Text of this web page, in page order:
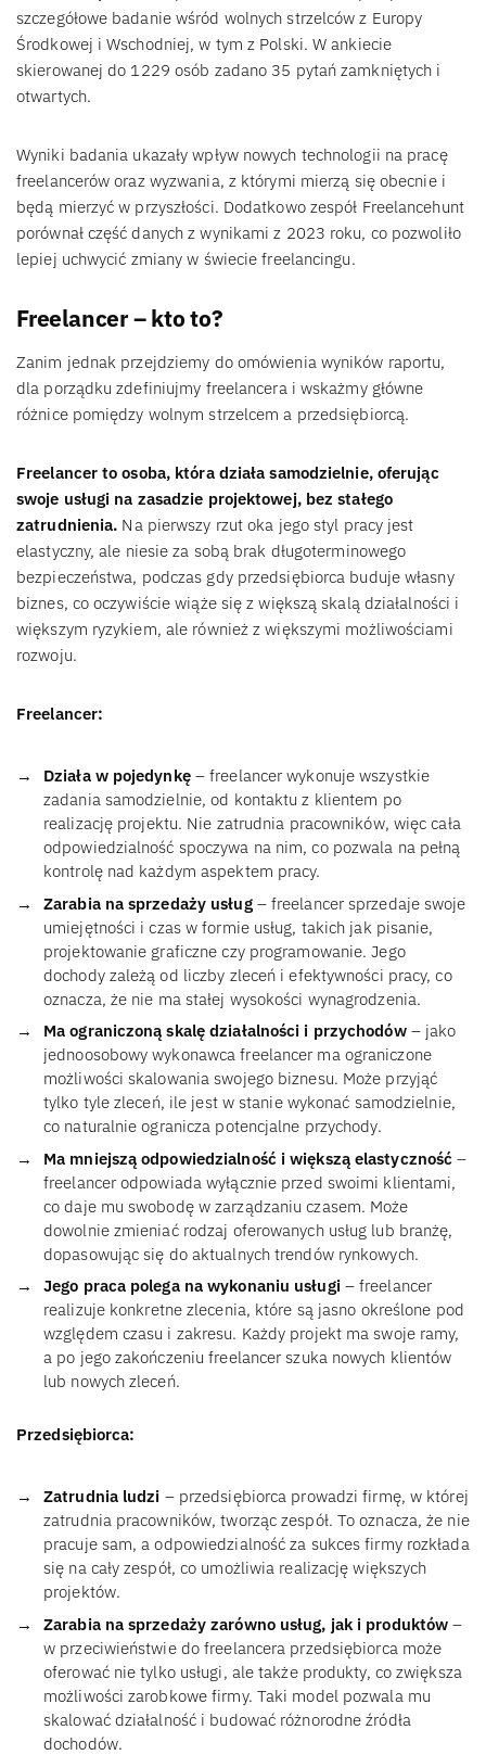
szczegółowe badanie wśród wolnych strzelców z Europy
Środkowej i Wschodniej, w tym z Polski. W ankiecie
skierowanej do 1229 osób zadano 35 pytań zamkniętych i
otwartych.
Wyniki badania ukazały wpływ nowych technologii na pracę
freelancerów oraz wyzwania, z którymi mierzą się obecnie i
będą mierzyć w przyszłości. Dodatkowo zespół Freelancehunt
porównał część danych z wynikami z 2023 roku, co pozwoliło
lepiej uchwycić zmiany w świecie freelancingu.
Freelancer – kto to?
Zanim jednak przejdziemy do omówienia wyników raportu,
dla porządku zdefiniujmy freelancera i wskażmy główne
różnice pomiędzy wolnym strzelcem a przedsiębiorcą.
Freelancer to osoba, która działa samodzielnie, oferując
swoje usługi na zasadzie projektowej, bez stałego
zatrudnienia. Na pierwszy rzut oka jego styl pracy jest
elastyczny, ale niesie za sobą brak długoterminowego
bezpieczeństwa, podczas gdy przedsiębiorca buduje własny
biznes, co oczywiście wiąże się z większą skalą działalności i
większym ryzykiem, ale również z większymi możliwościami
rozwoju.
Freelancer:
Działa w pojedynkę– freelancer wykonuje wszystkie
zadania samodzielnie, od kontaktu z klientem po
realizację projektu. Nie zatrudnia pracowników, więc cała
odpowiedzialność spoczywa na nim, co pozwala na pełną
kontrolę nad każdym aspektem pracy.
Zarabia na sprzedaży usług– freelancer sprzedaje swoje
umiejętności i czas w formie usług, takich jak pisanie,
projektowanie graficzne czy programowanie. Jego
dochody zależą od liczby zleceń i efektywności pracy, co
oznacza, że nie ma stałej wysokości wynagrodzenia.
Ma ograniczoną skalę działalności i przychodów– jako
jednoosobowy wykonawca freelancer ma ograniczone
możliwości skalowania swojego biznesu. Może przyjąć
tylko tyle zleceń, ile jest w stanie wykonać samodzielnie,
co naturalnie ogranicza potencjalne przychody.
Ma mniejszą odpowiedzialność i większą elastyczność –
freelancer odpowiada wyłącznie przed swoimi klientami,
co daje mu swobodę w zarządzaniu czasem. Może
dowolnie zmieniać rodzaj oferowanych usług lub branżę,
dopasowując się do aktualnych trendów rynkowych.
Jego praca polega na wykonaniu usługi– freelancer
realizuje konkretne zlecenia, które są jasno określone pod
względem czasu i zakresu. Każdy projekt ma swoje ramy,
a po jego zakończeniu freelancer szuka nowych klientów
lub nowych zleceń.
Przedsiębiorca:
Zatrudnia ludzi – przedsiębiorca prowadzi firmę, w której
zatrudnia pracowników, tworząc zespół. To oznacza, że nie
pracuje sam, a odpowiedzialność za sukces firmy rozkłada
się na cały zespół, co umożliwia realizację większych
projektów.
Zarabia na sprzedaży zarówno usług, jak i produktów –
w przeciwieństwie do freelancera przedsiębiorca może
oferować nie tylko usługi, ale także produkty, co zwiększa
możliwości zarobkowe firmy. Taki model pozwala mu
skalować działalność i budować różnorodne źródła
dochodów.